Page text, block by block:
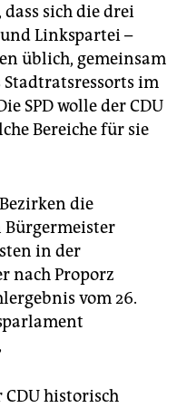
sich die drei
und Linkspartei –
üblich, gemeinsam
im
SPD wolle der CDU
Bereiche für sie
die
Bürgermeister
in der
nach Proporz
vom 26.
historisch